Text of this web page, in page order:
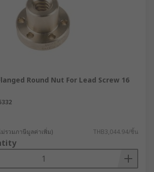
Round Nut For Lead Screw 16
ม่รวมภาษีมูลค่าเพิ่ม) THB3,044.94/ชิ้น